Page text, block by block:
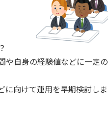
や自身の経験値などに一定の
に向けて運用を早期検討しま